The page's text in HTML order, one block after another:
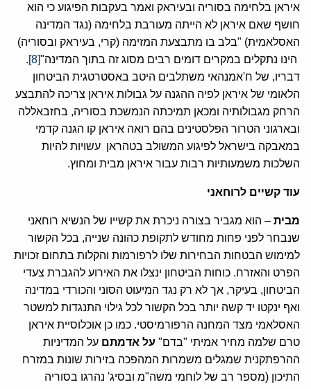
איראן בלחימה בסוריה ובעיראק ואמר בעקבות הפיגוע כי הוא
חושף שאם איראן לא הייתה מעורבת בלחימה (נגד המדינה
האסלאמית) "בלב בו מתבצעת המזימה (קרי, בעיראק ובסוריה)
הינו נתקלים במקרים דומים רבים מסוג זה בתוך המדינה"[8]
.
דבריו, של ח'אמנהאי משתלבים היטב באסטרטגית הביטחון
הלאומי של איראן לפיה ההגנה על גבולות איראן צריכה להתבצע
הרחק מגבולותיה ומכאן תמיכתה הנמשכת בסוריה, בחזבאללה
ובארגוני הטרור הפלסטינים בהם רואה איראן קו הגנה קדמי
במאבקה בישראל לפיגוע המשולב בטהראן עשויות להיות
השלכות משמעותיות רבות עבור איראן מבית ומחוץ.
עוד קשיים לרוחאני
מבית – הוא מגביר בצורה ניכרת את קשייו של הנשיא רוחאני
שנבחר לפני פחות מחודש לתקופת כהונה שנייה, בכל הקשור
למימוש הבטחות הבחירות שלו לרפורמות והקלות בתחום זכויות
הפרט והאזרח. כוחות הביטחון ינצלו את האירוע להגברת צעדי
הביטחון, בעיקר, אך לא רק נגד המיעוט הסוני והכורדי במדינה
ואף ינקטו יד קשה יותר בכל הקשור לכל גילוי התנגדות למשטר
האסלאמי מצד המחנה הרפורמיסטי. כמו כן אוכלוסיית איראן
טרם שלמה מחיר אמיתי "בדם" על אדמתם על המדיניות
ההרפתקנית שמגלים משמרות המהפכה בזירות שונות במזרח
התיכון (מספר רב של לוחמי משה"מ ובסיג' נהרגו בסוריה